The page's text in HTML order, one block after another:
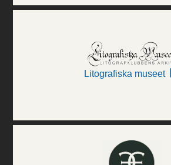
Litografiska museet